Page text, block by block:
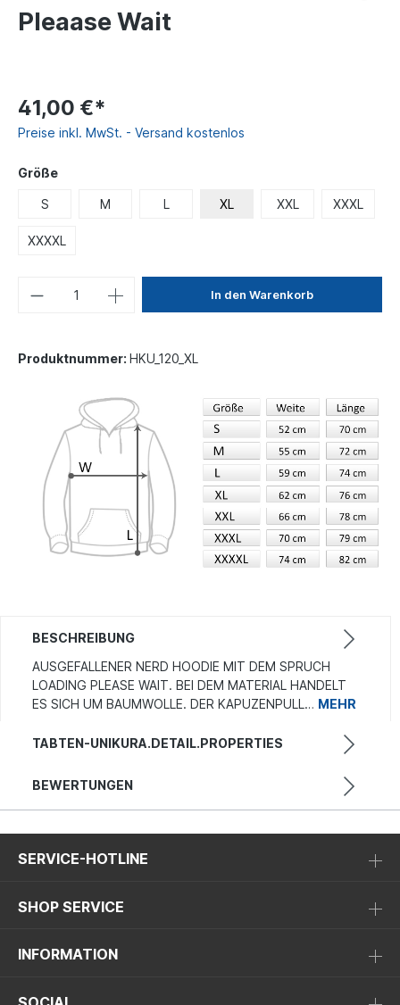
Pleaase Wait
41,00 €*
Preise inkl. MwSt. - Versand kostenlos
Größe
S M L XL XXL XXXL
XXXXL
In den Warenkorb
Produktnummer: HKU_120_XL
BESCHREIBUNG
AUSGEFALLENER NERD HOODIE MIT DEM SPRUCH
LOADING PLEASE WAIT. BEI DEM MATERIAL HANDELT
ES SICH UM BAUMWOLLE. DER KAPUZENPULL… MEHR
TABTEN-UNIKURA.DETAIL.PROPERTIES
BEWERTUNGEN
SERVICE-HOTLINE
SHOP SERVICE
INFORMATION